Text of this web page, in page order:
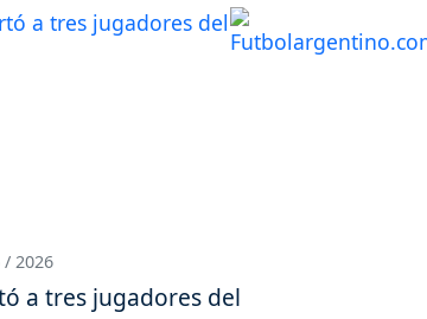
/ 2026
a tres jugadores del